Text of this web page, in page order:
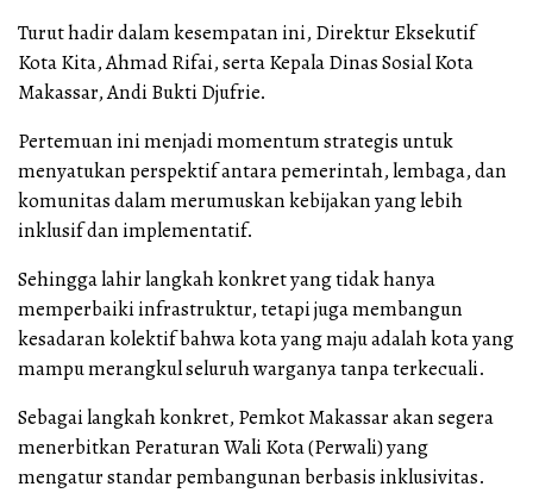
Turut hadir dalam kesempatan ini, Direktur Eksekutif
Kota Kita, Ahmad Rifai, serta Kepala Dinas Sosial Kota
Makassar, Andi Bukti Djufrie.
Pertemuan ini menjadi momentum strategis untuk
menyatukan perspektif antara pemerintah, lembaga, dan
komunitas dalam merumuskan kebijakan yang lebih
inklusif dan implementatif.
Sehingga lahir langkah konkret yang tidak hanya
memperbaiki infrastruktur, tetapi juga membangun
kesadaran kolektif bahwa kota yang maju adalah kota yang
mampu merangkul seluruh warganya tanpa terkecuali.
Sebagai langkah konkret, Pemkot Makassar akan segera
menerbitkan Peraturan Wali Kota (Perwali) yang
mengatur standar pembangunan berbasis inklusivitas.